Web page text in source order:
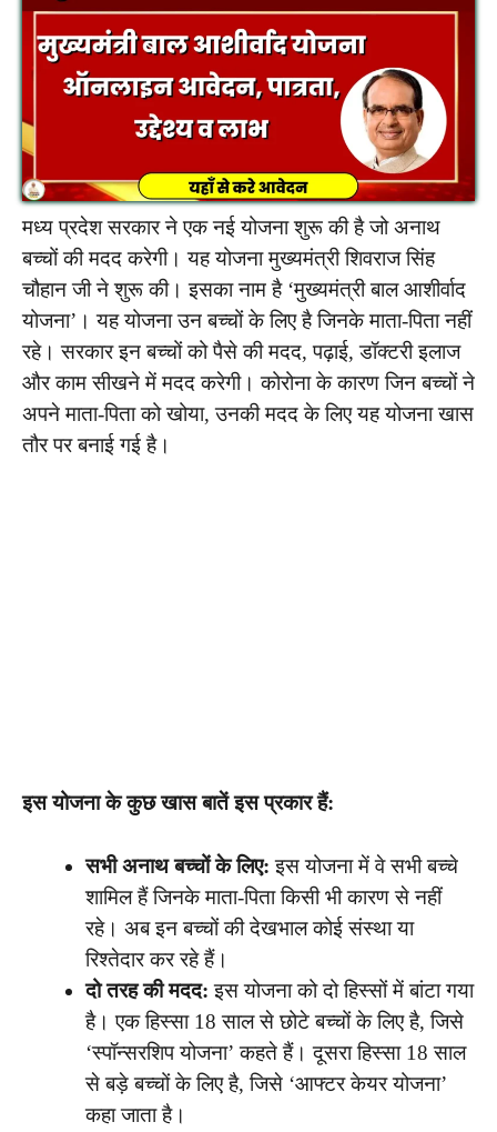
मध्य प्रदेश सरकार ने एक नई योजना शुरू की है जो अनाथ
बच्चों की मदद करेगी। यह योजना मुख्यमंत्री शिवराज सिंह
चौहान जी ने शुरू की। इसका नाम है ‘मुख्यमंत्री बाल आशीर्वाद
योजना’। यह योजना उन बच्चों के लिए है जिनके माता-पिता नहीं
रहे। सरकार इन बच्चों को पैसे की मदद, पढ़ाई, डॉक्टरी इलाज
और काम सीखने में मदद करेगी। कोरोना के कारण जिन बच्चों ने
अपने माता-पिता को खोया, उनकी मदद के लिए यह योजना खास
तौर पर बनाई गई है।
इस योजना के कुछ खास बातें इस प्रकार हैं:
सभी अनाथ बच्चों के लिए: इस योजना में वे सभी बच्चे
शामिल हैं जिनके माता-पिता किसी भी कारण से नहीं
रहे। अब इन बच्चों की देखभाल कोई संस्था या
रिश्तेदार कर रहे हैं।
दो तरह की मदद: इस योजना को दो हिस्सों में बांटा गया
है। एक हिस्सा 18 साल से छोटे बच्चों के लिए है, जिसे
‘स्पॉन्सरशिप योजना’ कहते हैं। दूसरा हिस्सा 18 साल
से बड़े बच्चों के लिए है, जिसे ‘आफ्टर केयर योजना’
कहा जाता है।